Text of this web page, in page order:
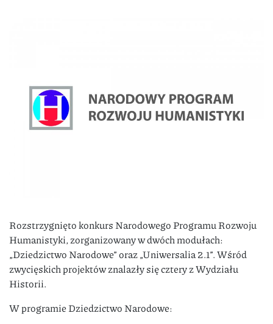
Rozstrzygnięto konkurs Narodowego Programu Rozwoju
Humanistyki, zorganizowany w dwóch modułach:
„Dziedzictwo Narodowe” oraz „Uniwersalia 2.1”. Wśród
zwycięskich projektów znalazły się cztery z Wydziału
Historii.
W programie Dziedzictwo Narodowe: